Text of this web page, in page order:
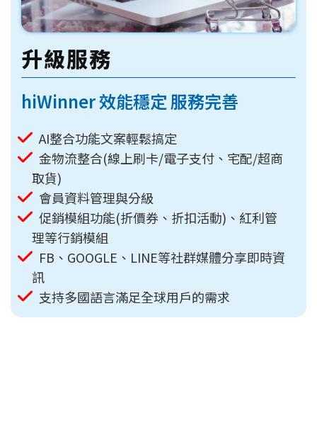
升級服務
hiWinner 效能穩定 服務完善
AI整合功能文案輕鬆搞定
金物流整合(線上刷卡/電子支付、宅配/超商
取貨)
會員資料管理與分級
促銷模組功能(折價券、折扣活動)、紅利管
理等行銷模組
FB、GOOGLE、LINE等社群媒體分享即時資
訊
支持多國語言滿足全球用戶的需求